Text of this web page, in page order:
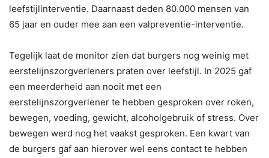
leefstijlinterventie. Daarnaast deden 80.000 mensen van
65 jaar en ouder mee aan een valpreventie-interventie.
Tegelijk laat de monitor zien dat burgers nog weinig met
eerstelijnszorgverleners praten over leefstijl. In 2025 gaf
een meerderheid aan nooit met een
eerstelijnszorgverlener te hebben gesproken over roken,
bewegen, voeding, gewicht, alcoholgebruik of stress. Over
bewegen werd nog het vaakst gesproken. Een kwart van
de burgers gaf aan hierover wel eens contact te hebben